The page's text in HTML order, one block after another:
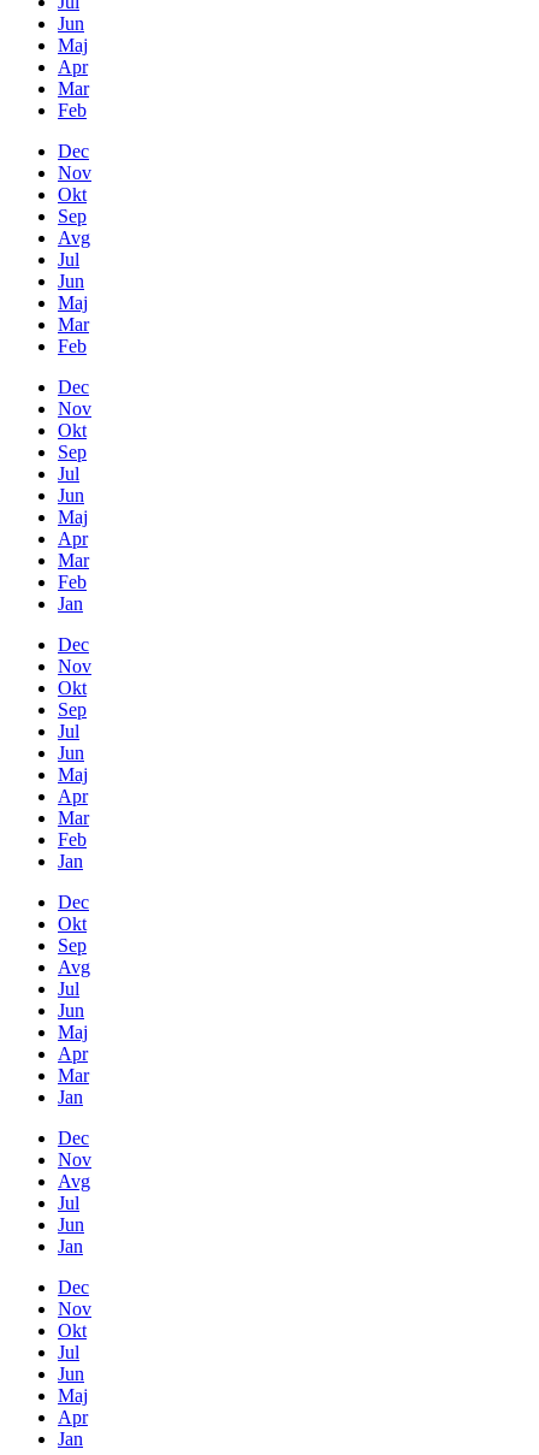
Jun
Maj
Apr
Mar
Feb
Dec
Nov
Okt
Sep
Avg
Jul
Jun
Maj
Mar
Feb
Dec
Nov
Okt
Sep
Jul
Jun
Maj
Apr
Mar
Feb
Jan
Dec
Nov
Okt
Sep
Jul
Jun
Maj
Apr
Mar
Feb
Jan
Dec
Okt
Sep
Avg
Jul
Jun
Maj
Apr
Mar
Jan
Dec
Nov
Avg
Jul
Jun
Jan
Dec
Nov
Okt
Jul
Jun
Maj
Apr
Jan